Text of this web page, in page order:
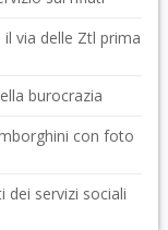
via delle Ztl prima
burocrazia
con foto
dei servizi sociali